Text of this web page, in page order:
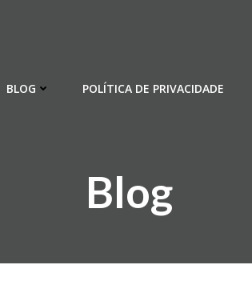
BLOG POLÍTICA DE PRIVACIDADE
Blog